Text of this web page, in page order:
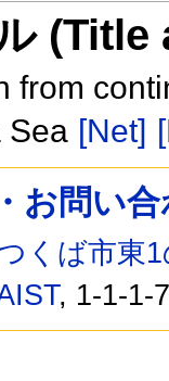
from
Sea [Net]
お問い
くば市東
, 1-1-1-